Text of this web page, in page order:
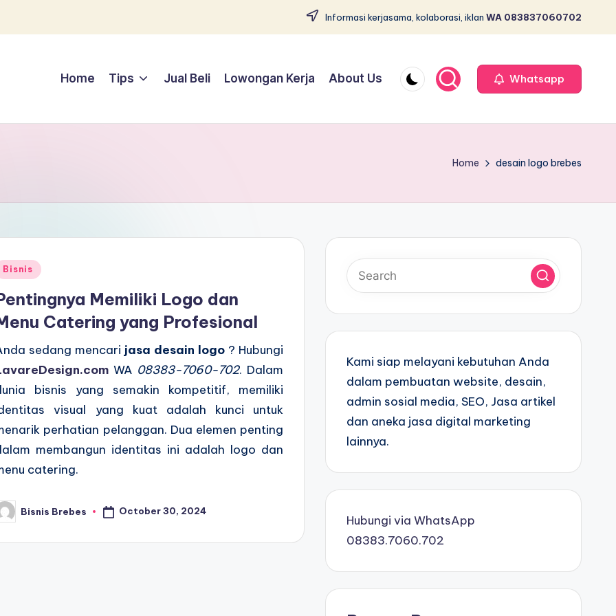
Informasi kerjasama, kolaborasi, iklan WA 083837060702
Home Tips Jual Beli Lowongan Kerja About Us Whatsapp
Home desain logo brebes
Bisnis
Memiliki Logo dan
Catering yang Profesional
sedang mencari jasa desain logo? Hubungi
WA 08383-7060-702. Dalam
bisnis yang semakin kompetitif, memiliki
visual yang kuat adalah kunci untuk
perhatian pelanggan. Dua elemen penting
membangun identitas ini adalah logo dan
catering.
Bisnis Brebes October 30, 2024
Kami siap melayani kebutuhan Anda
dalam pembuatan website, desain,
admin sosial media, SEO, Jasa artikel
dan aneka jasa digital marketing
lainnya.
Hubungi via WhatsApp
08383.7060.702